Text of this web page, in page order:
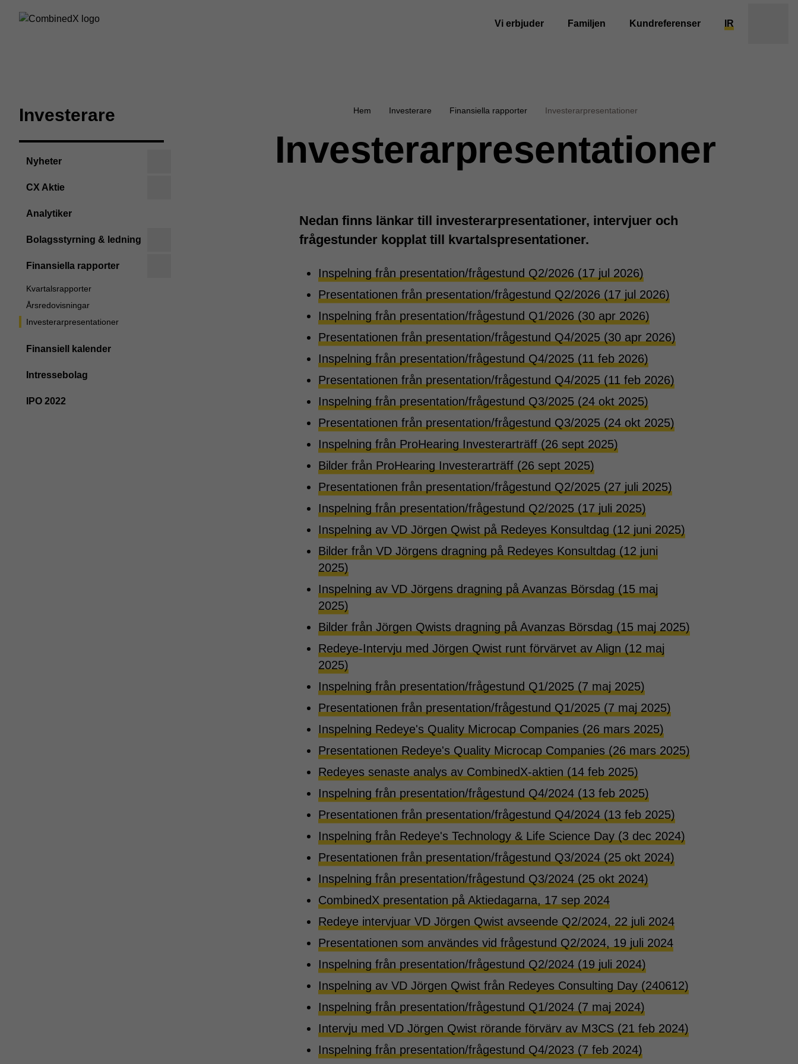
Vi erbjuder Familjen Kundreferenser IR
Investerare
Nyheter
CX Aktie
Analytiker
Bolagsstyrning & ledning
Finansiella rapporter
Kvartalsrapporter
Årsredovisningar
Investerarpresentationer
Finansiell kalender
Intressebolag
IPO 2022
Hem Investerare Finansiella rapporter Investerarpresentationer
Investerarpresentationer
Nedan finns länkar till investerarpresentationer, intervjuer och
frågestunder kopplat till kvartalspresentationer.
Inspelning från presentation/frågestund Q2/2026 (17 jul 2026)
Presentationen från presentation/frågestund Q2/2026 (17 jul 2026)
Inspelning från presentation/frågestund Q1/2026 (30 apr 2026)
Presentationen från presentation/frågestund Q4/2025 (30 apr 2026)
Inspelning från presentation/frågestund Q4/2025 (11 feb 2026)
Presentationen från presentation/frågestund Q4/2025 (11 feb 2026)
Inspelning från presentation/frågestund Q3/2025 (24 okt 2025)
Presentationen från presentation/frågestund Q3/2025 (24 okt 2025)
Inspelning från ProHearing Investerarträff (26 sept 2025)
Bilder från ProHearing Investerarträff (26 sept 2025)
Presentationen från presentation/frågestund Q2/2025 (27 juli 2025)
Inspelning från presentation/frågestund Q2/2025 (17 juli 2025)
Inspelning av VD Jörgen Qwist på Redeyes Konsultdag (12 juni 2025)
Bilder från VD Jörgens dragning på Redeyes Konsultdag (12 juni
2025)
Inspelning av VD Jörgens dragning på Avanzas Börsdag (15 maj
2025)
Bilder från Jörgen Qwists dragning på Avanzas Börsdag (15 maj 2025)
Redeye-Intervju med Jörgen Qwist runt förvärvet av Align (12 maj
2025)
Inspelning från presentation/frågestund Q1/2025 (7 maj 2025)
Presentationen från presentation/frågestund Q1/2025 (7 maj 2025)
Inspelning Redeye's Quality Microcap Companies (26 mars 2025)
Presentationen Redeye's Quality Microcap Companies (26 mars 2025)
Redeyes senaste analys av CombinedX-aktien (14 feb 2025)
Inspelning från presentation/frågestund Q4/2024 (13 feb 2025)
Presentationen från presentation/frågestund Q4/2024 (13 feb 2025)
Inspelning från Redeye's Technology & Life Science Day (3 dec 2024)
Presentationen från presentation/frågestund Q3/2024 (25 okt 2024)
Inspelning från presentation/frågestund Q3/2024 (25 okt 2024)
CombinedX presentation på Aktiedagarna, 17 sep 2024
Redeye intervjuar VD Jörgen Qwist avseende Q2/2024, 22 juli 2024
Presentationen som användes vid frågestund Q2/2024, 19 juli 2024
Inspelning från presentation/frågestund Q2/2024 (19 juli 2024)
Inspelning av VD Jörgen Qwist från Redeyes Consulting Day (240612)
Inspelning från presentation/frågestund Q1/2024 (7 maj 2024)
Intervju med VD Jörgen Qwist rörande förvärv av M3CS (21 feb 2024)
Inspelning från presentation/frågestund Q4/2023 (7 feb 2024)